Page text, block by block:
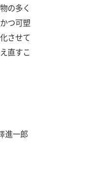
の多く
つ可塑
させて
直すこ
進一郎